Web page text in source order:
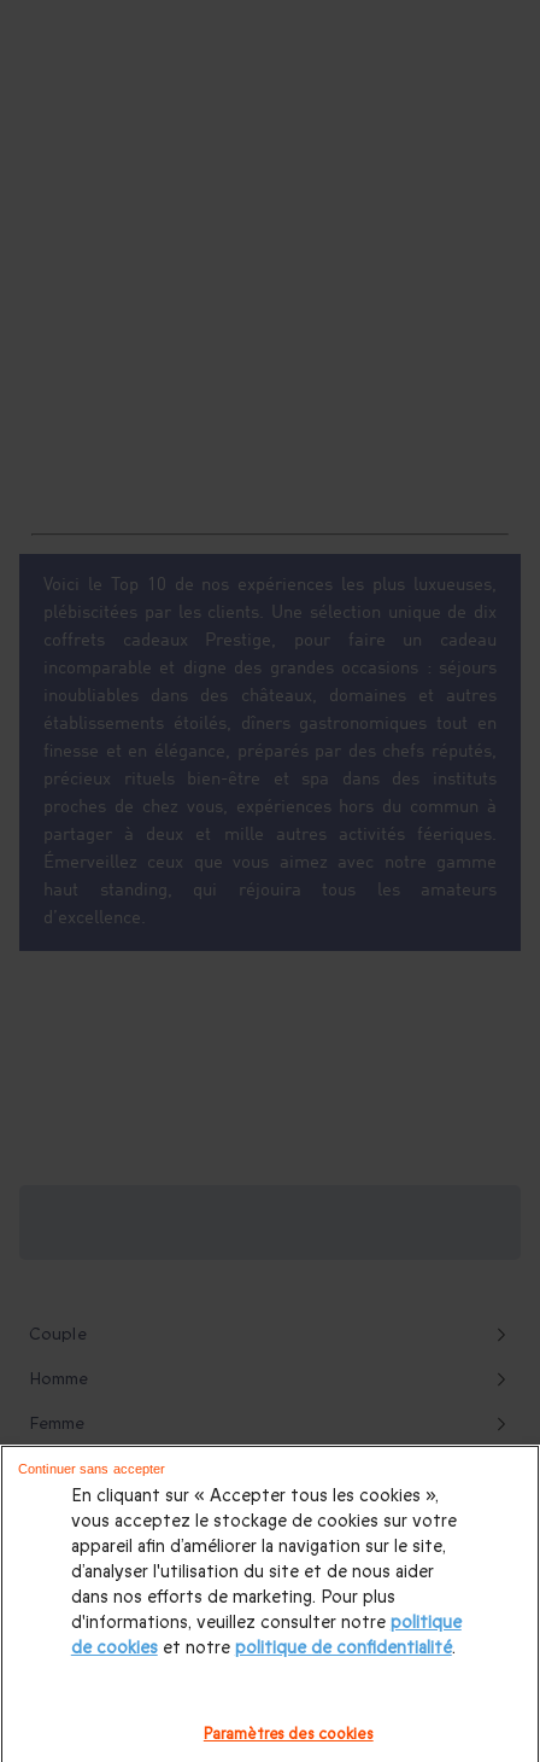
Voici le Top 10 de nos expériences les plus luxueuses,
plébiscitées par les clients. Une sélection unique de dix
coffrets cadeaux Prestige, pour faire un cadeau
incomparable et digne des grandes occasions : séjours
inoubliables dans des châteaux, domaines et autres
établissements étoilés, dîners gastronomiques tout en
finesse et en élégance, préparés par des chefs réputés,
précieux rituels bien-être et spa dans des instituts
proches de chez vous, expériences hors du commun à
partager à deux et mille autres activités féeriques.
Émerveillez ceux que vous aimez avec notre gamme
haut standing, qui réjouira tous les amateurs
d’excellence.
Couple
Homme
Femme
Ami(e)
Petit-ami
Petite-amie
Maman
En cliquant sur « Accepter tous les cookies »,
vous acceptez le stockage de cookies sur votre
appareil afin d’améliorer la navigation sur le site,
d’analyser l'utilisation du site et de nous aider
dans nos efforts de marketing. Pour plus
d'informations, veuillez consulter notre politique
de cookieset notre politique de confidentialité.
Paramètres des cookies
Continuer sans accepter